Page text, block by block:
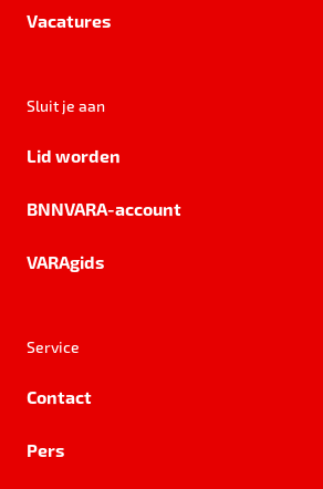
Vacatures
Sluit je aan
Lid worden
BNNVARA-account
VARAgids
Service
Contact
Pers